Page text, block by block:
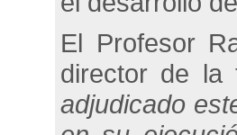
El Profesor
director de la
adjudicado